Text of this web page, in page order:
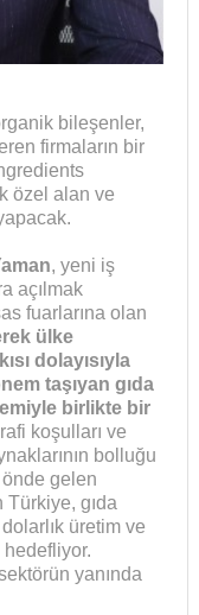
bileşenler,
firmaların bir
özel alan ve
, yeni iş
açılmak
fuarlarına olan
ülke
dolayısıyla
taşıyan gıda
birlikte bir
koşulları ve
bolluğu
önde gelen
gıda
üretim ve
hedefliyor.
yanında